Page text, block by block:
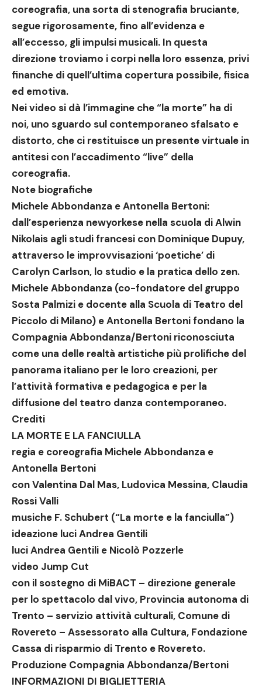
coreografia, una sorta di stenografia bruciante,
segue rigorosamente, fino all’evidenza e
all’eccesso, gli impulsi musicali. In questa
direzione troviamo i corpi nella loro essenza, privi
finanche di quell’ultima copertura possibile, fisica
ed emotiva.
Nei video si dà l’immagine che “la morte” ha di
noi, uno sguardo sul contemporaneo sfalsato e
distorto, che ci restituisce un presente virtuale in
antitesi con l’accadimento “live” della
coreografia.
Note biografiche
Michele Abbondanza e Antonella Bertoni:
dall’esperienza newyorkese nella scuola di Alwin
Nikolais agli studi francesi con Dominique Dupuy,
attraverso le improvvisazioni ‘poetiche’ di
Carolyn Carlson, lo studio e la pratica dello zen.
Michele Abbondanza (co-fondatore del gruppo
Sosta Palmizi e docente alla Scuola di Teatro del
Piccolo di Milano) e Antonella Bertoni fondano la
Compagnia Abbondanza/Bertoni riconosciuta
come una delle realtà artistiche più prolifiche del
panorama italiano per le loro creazioni, per
l’attività formativa e pedagogica e per la
diffusione del teatro danza contemporaneo.
Crediti
LA MORTE E LA FANCIULLA
regia e coreografia Michele Abbondanza e
Antonella Bertoni
con Valentina Dal Mas, Ludovica Messina, Claudia
Rossi Valli
musiche F. Schubert (“La morte e la fanciulla”)
ideazione luci Andrea Gentili
luci Andrea Gentili e Nicolò Pozzerle
video Jump Cut
con il sostegno di MiBACT – direzione generale
per lo spettacolo dal vivo, Provincia autonoma di
Trento – servizio attività culturali, Comune di
Rovereto – Assessorato alla Cultura, Fondazione
Cassa di risparmio di Trento e Rovereto.
Produzione Compagnia Abbondanza/Bertoni
INFORMAZIONI DI BIGLIETTERIA